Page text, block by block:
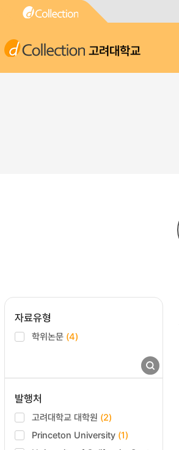
고려대학교
자료유형
학위논문 (4)
발행처
고려대학교 대학원 (2)
Princeton University (1)